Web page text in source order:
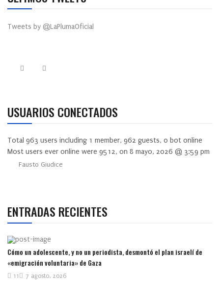
Tweets by @LaPlumaOficial
USUARIOS CONECTADOS
Total 963 users including 1 member, 962 guests, 0 bot online
Most users ever online were 9512, on 8 mayo, 2026 @ 3:59 pm
Fausto Giudice
ENTRADAS RECIENTES
Cómo un adolescente, y no un periodista, desmontó el plan israelí de
«emigración voluntaria» de Gaza
7 agosto, 2026
11